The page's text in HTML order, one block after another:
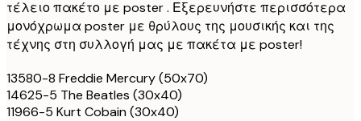
τέλειο πακέτο με poster . Εξερευνήστε περισσότερα
μονόχρωμα poster με θρύλους της μουσικής και της
τέχνης στη συλλογή μας με πακέτα με poster!
13580-8 Freddie Mercury (50x70)
14625-5 The Beatles (30x40)
11966-5 Kurt Cobain (30x40)